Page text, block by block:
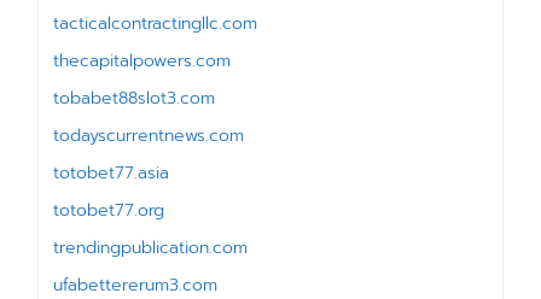
tacticalcontractingllc.com
thecapitalpowers.com
tobabet88slot3.com
todayscurrentnews.com
totobet77.asia
totobet77.org
trendingpublication.com
ufabettererum3.com